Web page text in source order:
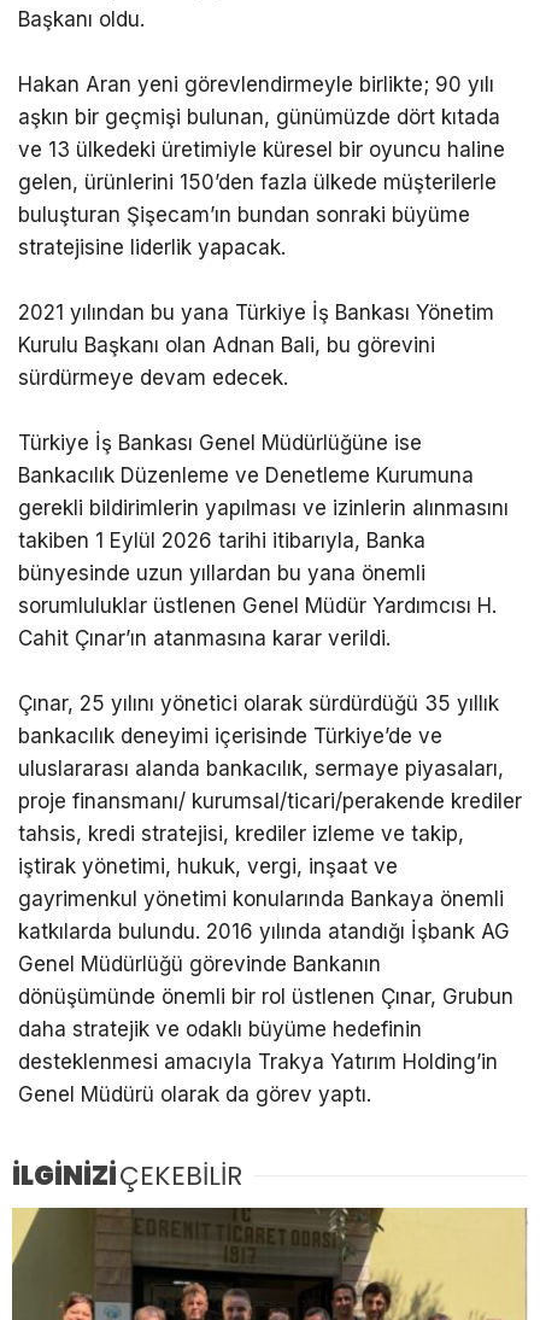
Başkanı oldu.
Hakan Aran yeni görevlendirmeyle birlikte; 90 yılı
aşkın bir geçmişi bulunan, günümüzde dört kıtada
ve 13 ülkedeki üretimiyle küresel bir oyuncu haline
gelen, ürünlerini 150’den fazla ülkede müşterilerle
buluşturan Şişecam’ın bundan sonraki büyüme
stratejisine liderlik yapacak.
2021 yılından bu yana Türkiye İş Bankası Yönetim
Kurulu Başkanı olan Adnan Bali, bu görevini
sürdürmeye devam edecek.
Türkiye İş Bankası Genel Müdürlüğüne ise
Bankacılık Düzenleme ve Denetleme Kurumuna
gerekli bildirimlerin yapılması ve izinlerin alınmasını
takiben 1 Eylül 2026 tarihi itibarıyla, Banka
bünyesinde uzun yıllardan bu yana önemli
sorumluluklar üstlenen Genel Müdür Yardımcısı H.
Cahit Çınar’ın atanmasına karar verildi.
Çınar, 25 yılını yönetici olarak sürdürdüğü 35 yıllık
bankacılık deneyimi içerisinde Türkiye’de ve
uluslararası alanda bankacılık, sermaye piyasaları,
proje finansmanı/ kurumsal/ticari/perakende krediler
tahsis, kredi stratejisi, krediler izleme ve takip,
iştirak yönetimi, hukuk, vergi, inşaat ve
gayrimenkul yönetimi konularında Bankaya önemli
katkılarda bulundu. 2016 yılında atandığı İşbank AG
Genel Müdürlüğü görevinde Bankanın
dönüşümünde önemli bir rol üstlenen Çınar, Grubun
daha stratejik ve odaklı büyüme hedefinin
desteklenmesi amacıyla Trakya Yatırım Holding’in
Genel Müdürü olarak da görev yaptı.
İLGİNİZİÇEKEBİLİR